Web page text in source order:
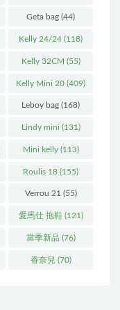
(571)
Geta bag (44)
Kelly 24/24 (118)
Kelly 32CM (55)
Kelly Mini 20 (409)
Leboy bag (168)
Lindy mini (131)
Mini kelly(113)
Roulis 18 (155)
Verrou 21 (55)
愛馬仕 拖鞋(121)
當季新品 (76)
香奈兒 (70)